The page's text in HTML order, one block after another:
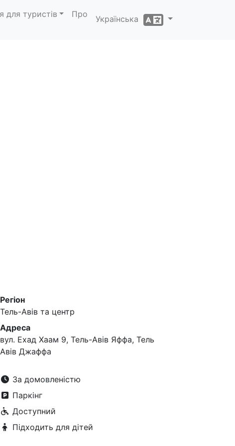
для туристів Про
Українська
Регіон
Тель-Авів та центр
Адреса
вул. Ехад Хаам 9, Тель-Авів Яффа, Тель
Авів Джаффа
За домовленістю
Паркінг
Доступний
Підходить для дітей